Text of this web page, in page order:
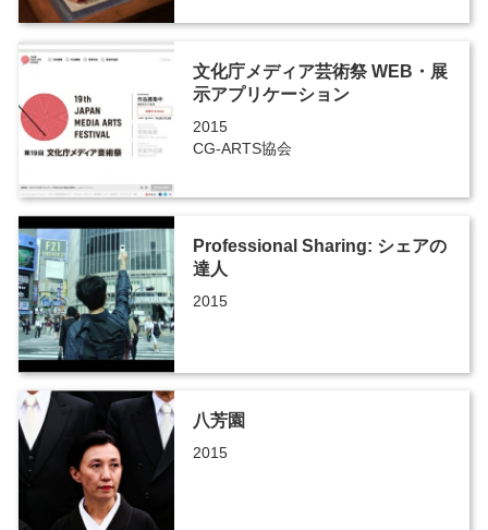
文化庁メディア芸術祭 WEB・展
示アプリケーション
2015
CG-ARTS協会
Professional Sharing: シェアの
達人
2015
八芳園
2015